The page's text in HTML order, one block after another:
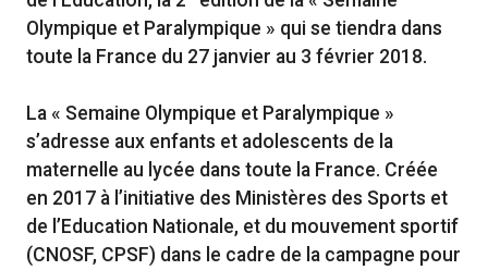
Olympique et Paralympique » qui se tiendra dans
toute la France du 27 janvier au 3 février 2018.
La « Semaine Olympique et Paralympique »
s’adresse aux enfants et adolescents de la
maternelle au lycée dans toute la France. Créée
en 2017 à l’initiative des Ministères des Sports et
de l’Education Nationale, et du mouvement sportif
(CNOSF, CPSF) dans le cadre de la campagne pour